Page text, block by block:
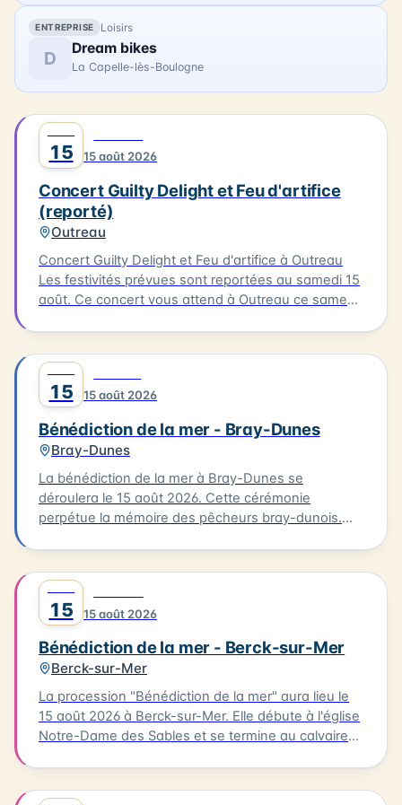
ENTREPRISE Loisirs
D Dream bikes
La Capelle-lès-Boulogne
15 15 août 2026
Concert Guilty Delight et Feu d'artifice
(reporté)
Outreau
Concert Guilty Delight et Feu d'artifice à Outreau
Les festivités prévues sont reportées au samedi 15
août. Ce concert vous attend à Outreau ce samedi
15 15 août 2026
Bénédiction de la mer - Bray-Dunes
Bray-Dunes
La bénédiction de la mer à Bray-Dunes se
déroulera le 15 août 2026. Cette cérémonie
perpétue la mémoire des pêcheurs bray-dunois.
traditionnels jusqu'à la plage. L'homologue est
ensuite rendu aux marins disparus. Cette tradition
est une occasion pour les habitants de se
rassembler et de célébrer leur lien avec la mer.
15 15 août 2026
Bénédiction de la mer - Berck-sur-Mer
Berck-sur-Mer
La procession "Bénédiction de la mer" aura lieu le
15 août 2026 à Berck-sur-Mer. Elle débute à l'église
Notre-Dame des Sables et se termine au calvaire
des bateaux. Vous pourrez également profiter